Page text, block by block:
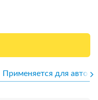
Применяется для авто